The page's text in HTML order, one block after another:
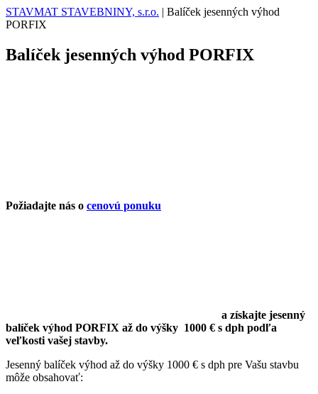
STAVMAT STAVEBNINY, s.r.o. | Balíček jesenných výhod
PORFIX
Balíček jesenných výhod PORFIX
Požiadajte nás o cenovú ponuku
a získajte jesenný
balíček výhod PORFIX až do výšky 1000 € s dph podľa
veľkosti vašej stavby.
Jesenný balíček výhod až do výšky 1000 € s dph pre Vašu stavbu
môže obsahovať: